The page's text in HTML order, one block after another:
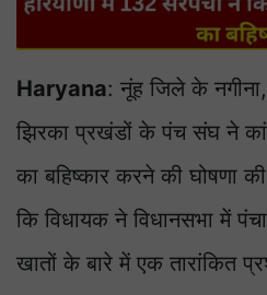
Haryana: नूंह जिले के
झिरका प्रखंडों के पंच संघ ने
का बहिष्कार करने की घोषणा
कि विधायक ने विधानसभा में
खातों के बारे में एक तारांकित